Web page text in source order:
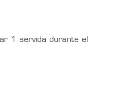
1 servida durante el